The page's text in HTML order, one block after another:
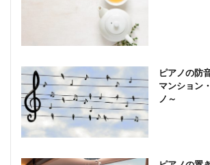
ピアノの防
マンション
ノ～